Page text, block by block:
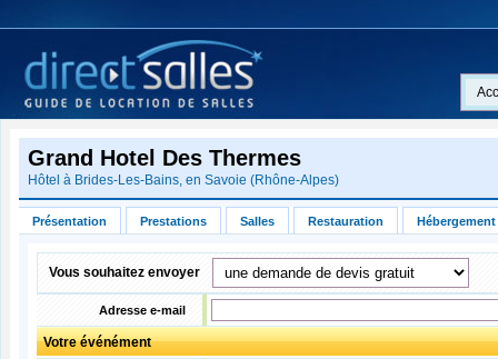
Grand Hotel Des Thermes
Hôtel à Brides-Les-Bains, en Savoie (Rhône-Alpes)
Présentation Prestations Salles Restauration Hébergement
Vous souhaitez envoyer
Adresse e-mail
Votre événément